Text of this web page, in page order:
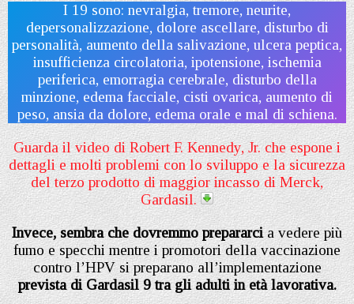
I 19 sono: nevralgia, tremore, neurite,
depersonalizzazione, dolore ascellare, disturbo di
personalità, aumento della salivazione, ulcera peptica,
insufficienza circolatoria, ipotensione, ischemia
periferica, emorragia cerebrale, disturbo della
minzione, edema facciale, cisti ovarica, aumento di
peso, ansia da dolore, edema orale e mal di schiena.
Guarda il video di Robert F. Kennedy, Jr. che espone i
dettagli e molti problemi con lo sviluppo e la sicurezza
del terzo prodotto di maggior incasso di Merck,
Gardasil.
Invece, sembra che dovremmo prepararcia vedere più
fumo e specchi mentre i promotori della vaccinazione
contro l’HPV si preparano all’implementazione
prevista di Gardasil 9 tra gli adulti in età lavorativa.